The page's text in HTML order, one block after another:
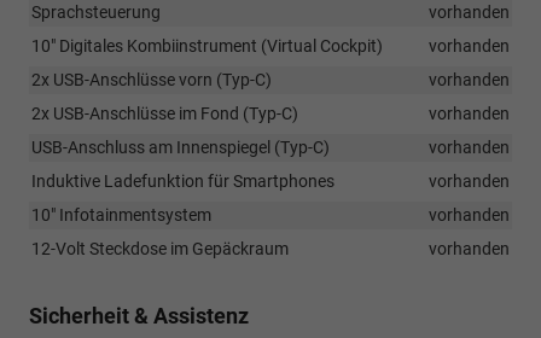
Sprachsteuerung
vorhanden
10" Digitales Kombiinstrument (Virtual Cockpit)
vorhanden
2x USB-Anschlüsse vorn (Typ-C)
vorhanden
2x USB-Anschlüsse im Fond (Typ-C)
vorhanden
USB-Anschluss am Innenspiegel (Typ-C)
vorhanden
Induktive Ladefunktion für Smartphones
vorhanden
10" Infotainmentsystem
vorhanden
12-Volt Steckdose im Gepäckraum
vorhanden
Sicherheit & Assistenz